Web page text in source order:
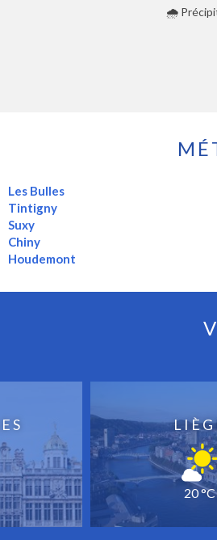
🌧️
Les Bulles
Tintigny
Suxy
Chiny
Houdemont
20 °C